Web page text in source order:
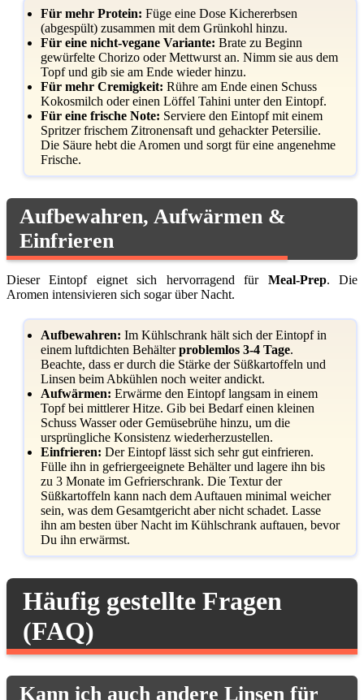
Für mehr Protein: Füge eine Dose Kichererbsen
(abgespült) zusammen mit dem Grünkohl hinzu.
Für eine nicht-vegane Variante: Brate zu Beginn
gewürfelte Chorizo oder Mettwurst an. Nimm sie aus dem
Topf und gib sie am Ende wieder hinzu.
Für mehr Cremigkeit: Rühre am Ende einen Schuss
Kokosmilch oder einen Löffel Tahini unter den Eintopf.
Für eine frische Note: Serviere den Eintopf mit einem
Spritzer frischem Zitronensaft und gehackter Petersilie.
Die Säure hebt die Aromen und sorgt für eine angenehme
Frische.
Aufbewahren, Aufwärmen &
Einfrieren
Dieser Eintopf eignet sich hervorragend für Meal-Prep. Die
Aromen intensivieren sich sogar über Nacht.
Aufbewahren: Im Kühlschrank hält sich der Eintopf in
einem luftdichten Behälterproblemlos 3-4 Tage.
Beachte, dass er durch die Stärke der Süßkartoffeln und
Linsen beim Abkühlen noch weiter andickt.
Aufwärmen: Erwärme den Eintopf langsam in einem
Topf bei mittlerer Hitze. Gib bei Bedarf einen kleinen
Schuss Wasser oder Gemüsebrühe hinzu, um die
ursprüngliche Konsistenz wiederherzustellen.
Einfrieren: Der Eintopf lässt sich sehr gut einfrieren.
Fülle ihn in gefriergeeignete Behälter und lagere ihn bis
zu 3 Monate im Gefrierschrank. Die Textur der
Süßkartoffeln kann nach dem Auftauen minimal weicher
sein, was dem Gesamtgericht aber nicht schadet. Lasse
ihn am besten über Nacht im Kühlschrank auftauen, bevor
Du ihn erwärmst.
Häufig gestellte Fragen
(FAQ)
Kann ich auch andere Linsen für